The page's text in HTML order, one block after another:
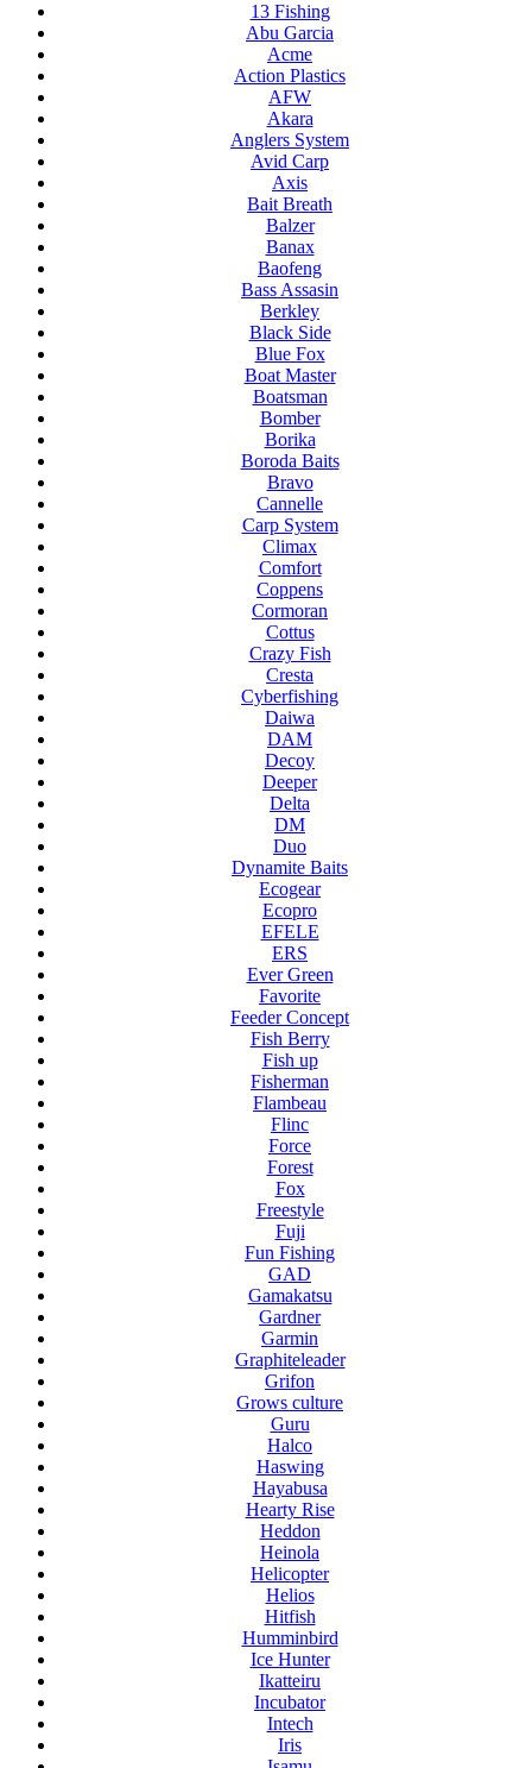
13 Fishing
Abu Garcia
Acme
Action Plastics
AFW
Akara
Anglers System
Avid Carp
Axis
Bait Breath
Balzer
Banax
Baofeng
Bass Assasin
Berkley
Black Side
Blue Fox
Boat Master
Boatsman
Bomber
Borika
Boroda Baits
Bravo
Cannelle
Carp System
Climax
Comfort
Coppens
Cormoran
Cottus
Crazy Fish
Cresta
Cyberfishing
Daiwa
DAM
Decoy
Deeper
Delta
DM
Duo
Dynamite Baits
Ecogear
Ecopro
EFELE
ERS
Ever Green
Favorite
Feeder Concept
Fish Berry
Fish up
Fisherman
Flambeau
Flinc
Force
Forest
Fox
Freestyle
Fuji
Fun Fishing
GAD
Gamakatsu
Gardner
Garmin
Graphiteleader
Grifon
Grows culture
Guru
Halco
Haswing
Hayabusa
Hearty Rise
Heddon
Heinola
Helicopter
Helios
Hitfish
Humminbird
Ice Hunter
Ikatteiru
Incubator
Intech
Iris